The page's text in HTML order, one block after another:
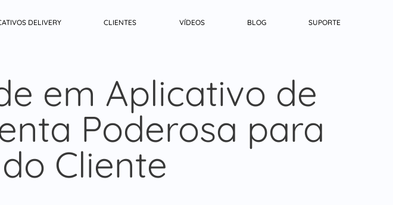
DELIVERY CLIENTES VÍDEOS BLOG SUPORTE
em Aplicativo de
Poderosa para
Cliente